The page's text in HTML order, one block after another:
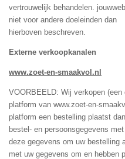
vertrouwelijk behandelen.
niet voor andere doeleinden dan
hierboven beschreven.
Externe verkoopkanalen
www.zoet-en-smaakvol.nl
VOORBEELD: Wij verkopen
platform van www.zoet-en-
platform een bestelling plaatst
bestel- en persoonsgegevens
deze gegevens om uw bestelling
met uw gegevens om en hebben